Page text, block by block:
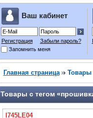
Ваш кабинет
Регистрация
Забыли пароль?
Запомнить меня
Главная страница Товары
Товары с тегом
I745LE04